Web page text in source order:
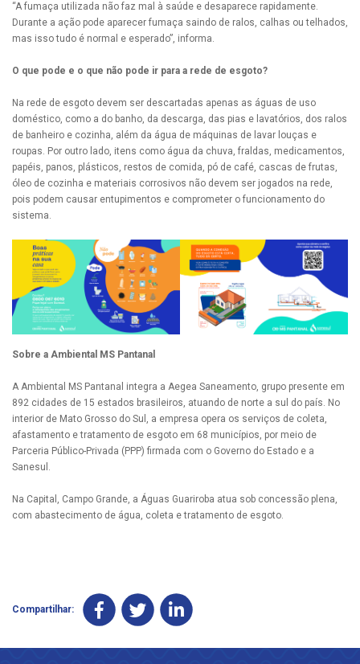
“A fumaça utilizada não faz mal à saúde e desaparece rapidamente.
Durante a ação pode aparecer fumaça saindo de ralos, calhas ou telhados,
mas isso tudo é normal e esperado”, informa.
O que pode e o que não pode ir para a rede de esgoto?
Na rede de esgoto devem ser descartadas apenas as águas de uso
doméstico, como a do banho, da descarga, das pias e lavatórios, dos ralos
de banheiro e cozinha, além da água de máquinas de lavar louças e
roupas. Por outro lado, itens como água da chuva, fraldas, medicamentos,
papéis, panos, plásticos, restos de comida, pó de café, cascas de frutas,
óleo de cozinha e materiais corrosivos não devem ser jogados na rede,
pois podem causar entupimentos e comprometer o funcionamento do
sistema.
Sobre a Ambiental MS Pantanal
A Ambiental MS Pantanal integra a Aegea Saneamento, grupo presente em
892 cidades de 15 estados brasileiros, atuando de norte a sul do país. No
interior de Mato Grosso do Sul, a empresa opera os serviços de coleta,
afastamento e tratamento de esgoto em 68 municípios, por meio de
Parceria Público-Privada (PPP) firmada com o Governo do Estado e a
Sanesul.
Na Capital, Campo Grande, a Águas Guariroba atua sob concessão plena,
com abastecimento de água, coleta e tratamento de esgoto.
Compartilhar: